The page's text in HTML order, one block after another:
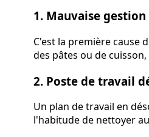
1. Mauvaise
C'est la première cause
des pâtes ou de
2. Poste de travail
Un plan de travail en
l'habitude de nettoyer